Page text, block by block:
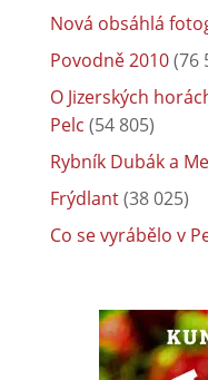
Nová obsáhlá
Povodně 2010(76
O Jizerských
Pelc (54 805)
Rybník Dubák a
Frýdlant(38 025)
Co se vyrábělo v